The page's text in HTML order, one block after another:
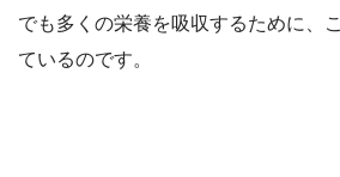
でも多くの栄養を吸収するために、
ているのです。